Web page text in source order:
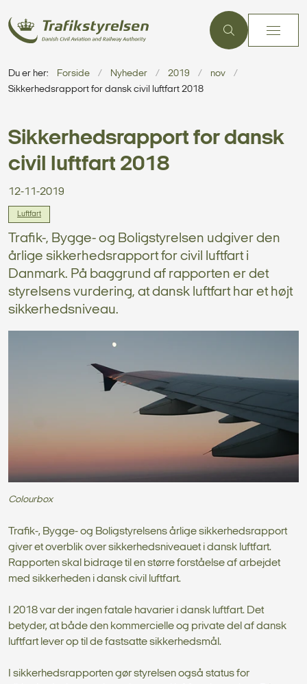
Du er her: Forside Nyheder 2019
nov
Sikkerhedsrapport for dansk civil luftfart 2018
Sikkerhedsrapport for dansk
civil luftfart 2018
12-11-2019
Luftfart
Trafik-, Bygge- og Boligstyrelsen udgiver den
årlige sikkerhedsrapport for civil luftfart i
Danmark. På baggrund af rapporten er det
styrelsens vurdering, at dansk luftfart har et højt
sikkerhedsniveau.
Colourbox
Trafik-, Bygge- og Boligstyrelsens årlige sikkerhedsrapport
giver et overblik over sikkerhedsniveauet i dansk luftfart.
Rapporten skal bidrage til en større forståelse af arbejdet
med sikkerheden i dansk civil luftfart.
I 2018 var der ingen fatale havarier i dansk luftfart. Det
betyder, at både den kommercielle og private del af dansk
luftfart lever op til de fastsatte sikkerhedsmål.
I sikkerhedsrapporten gør styrelsen også status for